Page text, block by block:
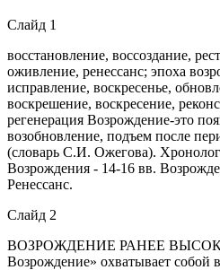
Слайд 1
восстановление, воссоздание,
оживление, ренессанс; эпоха
исправление, воскресенье,
воскрешение, воскресение,
регенерация Возрождение-это
возобновление, подъем после
(словарь С.И. Ожегова).
Возрождения - 14-16 вв.
Ренессанс.
Слайд 2
ВОЗРОЖДЕНИЕ РАНЕЕ
Возрождение» охватывает собой